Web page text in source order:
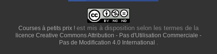
Courses à petits prix ! est mis à disposition selon les termes de la
licence Creative Commons Attribution - Pas d'Utilisation Commerciale -
Pas de Modification 4.0 International
.